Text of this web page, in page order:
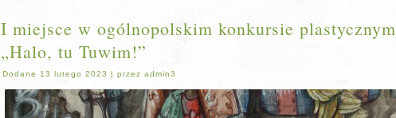
I miejsce w ogólnopolskim konkursie plastycznym
„Halo, tu Tuwim!”
Dodane 13 lutego 2023 | przez admin3